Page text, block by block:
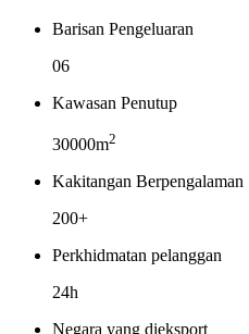
Barisan Pengeluaran
06
Kawasan Penutup
30000m2
Kakitangan Berpengalaman
200+
Perkhidmatan pelanggan
24h
Negara yang dieksport